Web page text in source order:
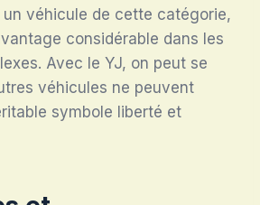
véhicule de cette catégorie,
considérable dans les
Avec le YJ, on peut se
véhicules ne peuvent
symbole liberté et